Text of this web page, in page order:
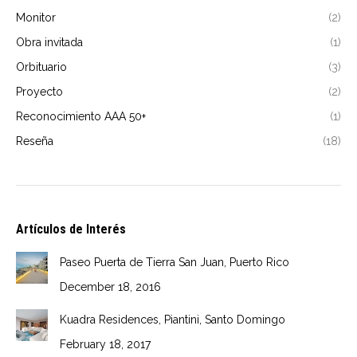
Monitor
(2)
Obra invitada
(1)
Orbituario
(3)
Proyecto
(2)
Reconocimiento AAA 50+
(1)
Reseña
(18)
Artículos de Interés
Paseo Puerta de Tierra San Juan, Puerto Rico
December 18, 2016
Kuadra Residences, Piantini, Santo Domingo
February 18, 2017